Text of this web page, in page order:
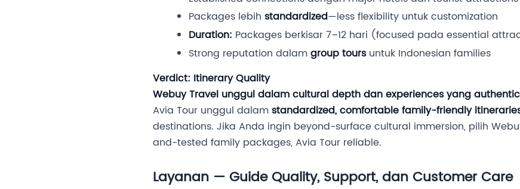
Packages lebih standardized—less flexibility untuk customization
Duration: Packages berkisar 7–12 hari (focused pada essential
Strong reputation dalamgroup toursuntuk Indonesian families
Verdict: Itinerary Quality
Webuy Travel unggul dalam cultural depth dan experiences yang authentic
Avia Tour unggul dalam standardized, comfortable family-friendly
destinations. Jika Anda ingin beyond-surface cultural immersion, pilih
and-tested family packages, Avia Tour reliable.
Layanan — Guide Quality, Support, dan Customer Care